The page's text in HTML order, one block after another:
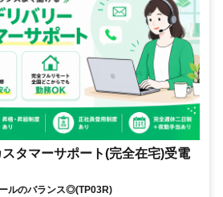
タマーサポート(完全在宅)受電
ルのバランス◎(TP03R)